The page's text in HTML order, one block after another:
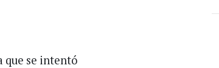
que se intentó